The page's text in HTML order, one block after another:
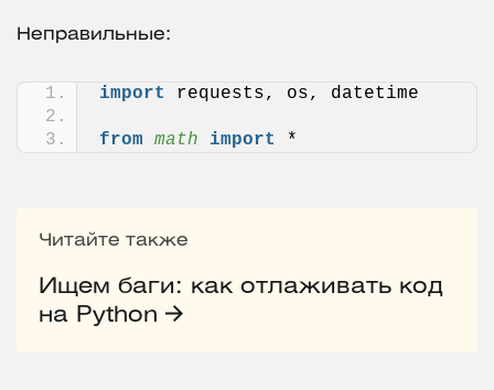
Неправильные:
import requests, os, datetime
from math import *
Читайте также
Ищем баги: как отлаживать код
на Python